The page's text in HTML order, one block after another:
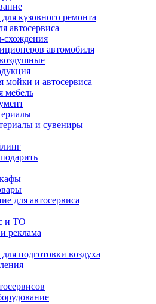
кузовного ремонта
автосервиса
схождения
автомобиля
мойки и автосервиса
мебель
и сувениры
для автосервиса
и ТО
реклама
подготовки воздуха